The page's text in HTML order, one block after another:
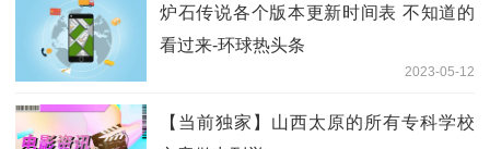
炉石传说各个版本更新时间表 不知道的
看过来-环球热头条
2023-05-12
【当前独家】山西太原的所有专科学校